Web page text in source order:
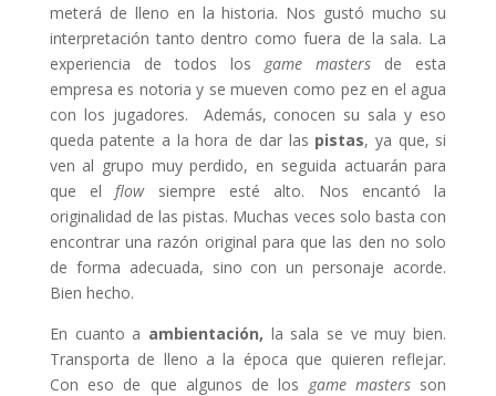
meterá de lleno en la historia. Nos gustó mucho su
interpretación tanto dentro como fuera de la sala. La
experiencia de todos losgame masters de esta
empresa es notoria y se mueven como pez en el agua
con los jugadores. Además, conocen su sala y eso
queda patente a la hora de dar las pistas, ya que, si
ven al grupo muy perdido, en seguida actuarán para
que elflowsiempre esté alto. Nos encantó la
originalidad de las pistas. Muchas veces solo basta con
encontrar una razón original para que las den no solo
de forma adecuada, sino con un personaje acorde.
Bien hecho.
En cuanto a ambientación, la sala se ve muy bien.
Transporta de lleno a la época que quieren reflejar.
Con eso de que algunos de los game masters son